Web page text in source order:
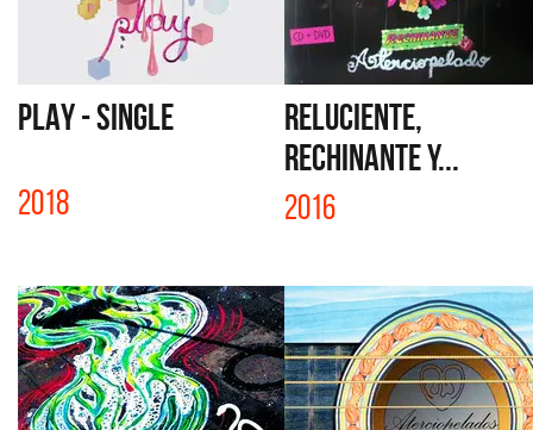
PLAY - SINGLE
2018
RELUCIENTE,
RECHINANTE Y...
2016